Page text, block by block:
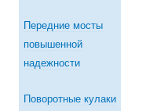
Передние мосты
повышенной
надежности
Поворотные кулаки